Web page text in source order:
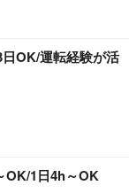
OK/運転経験が活
OK/1日4h～OK